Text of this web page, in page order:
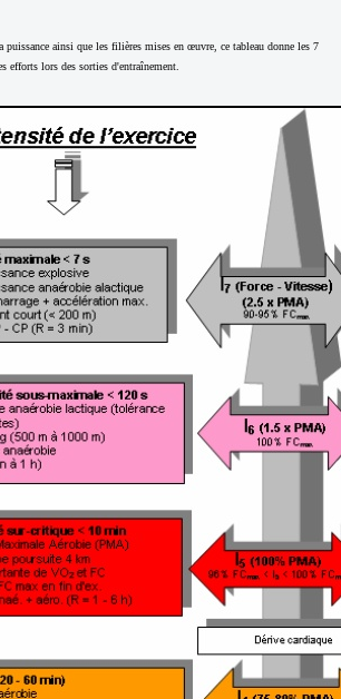
puissance ainsi que les filières mises en œuvre, ce tableau donne les 7
efforts lors des sorties d'entraînement.